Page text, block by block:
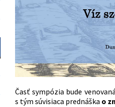
Časť sympózia bude
s tým súvisiaca prednáška o